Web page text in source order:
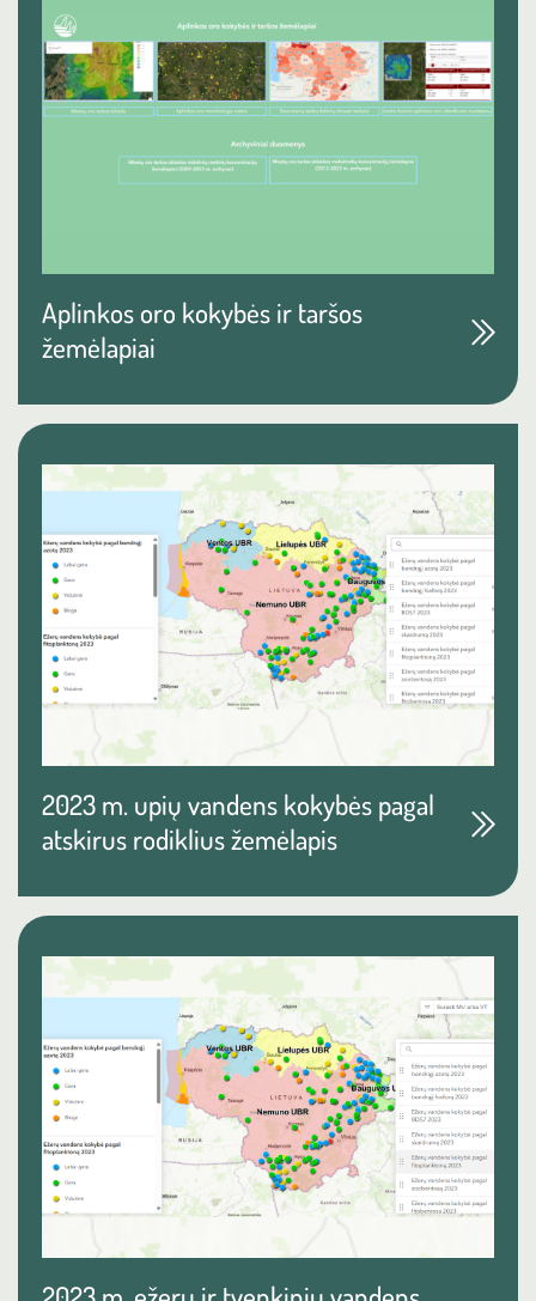
Aplinkos oro kokybės ir taršos
žemėlapiai
2023 m. upių vandens kokybės pagal
atskirus rodiklius žemėlapis